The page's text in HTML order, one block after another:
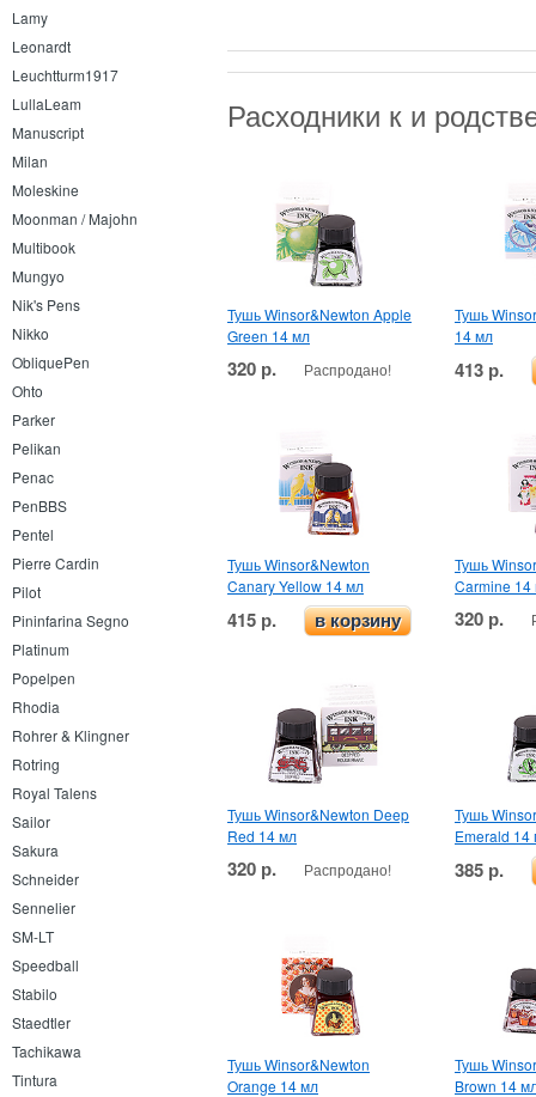
Lamy
Leonardt
Leuchtturm1917
LullaLeam
Manuscript
Milan
Moleskine
Moonman / Majohn
Multibook
Mungyo
Nik's Pens
Nikko
ObliquePen
Ohto
Parker
Pelikan
Penac
PenBBS
Pentel
Pierre Cardin
Pilot
Pininfarina Segno
Platinum
Popelpen
Rhodia
Rohrer & Klingner
Rotring
Royal Talens
Sailor
Sakura
Schneider
Sennelier
SM-LT
Speedball
Stabilo
Staedtler
Tachikawa
Tintura
Расходники к и
Тушь Winsor&Newton Apple
Green 14 мл
320 р. Распродано!
Тушь
14 мл
413 р.
Тушь Winsor&Newton
Canary Yellow 14 мл
415 р. в корзину
Тушь
Carmine 14
320 р.
Тушь Winsor&Newton Deep
Red 14 мл
320 р. Распродано!
Тушь
Emerald 14
385 р.
Тушь Winsor&Newton
Orange 14 мл
Тушь
Brown 14